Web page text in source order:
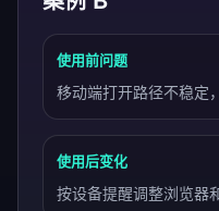
使用前问题
移动端打开路径不稳定
使用后变化
按设备提醒调整浏览器